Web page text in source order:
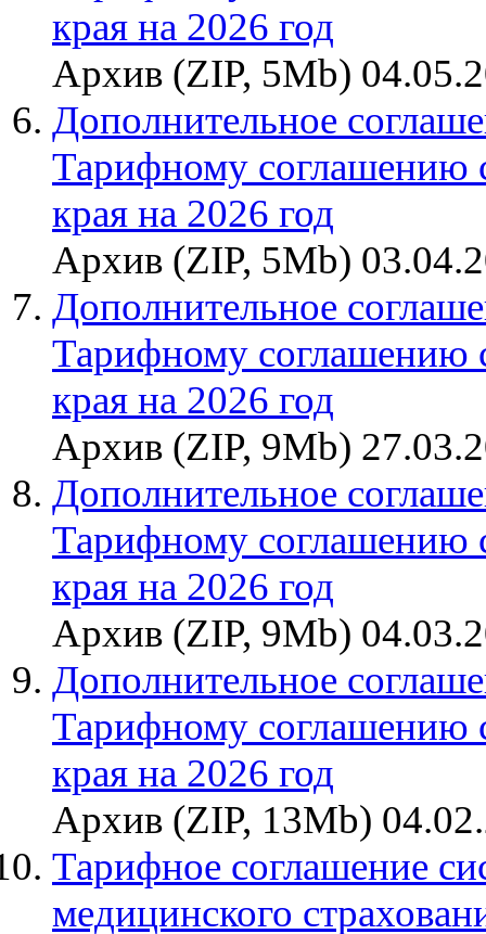
края на 2026 год
Архив (ZIP, 5Mb)
Дополнительное
Тарифному соглашению
края на 2026 год
Архив (ZIP, 5Mb)
Дополнительное
Тарифному соглашению
края на 2026 год
Архив (ZIP, 9Mb)
Дополнительное
Тарифному соглашению
края на 2026 год
Архив (ZIP, 9Mb)
Дополнительное
Тарифному соглашению
края на 2026 год
Архив (ZIP, 13Mb)
Тарифное соглашение
медицинского